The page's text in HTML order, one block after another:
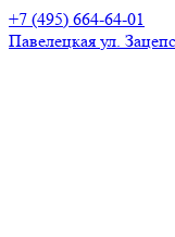
+7 (495) 664-64-01
Павелецкая ул.